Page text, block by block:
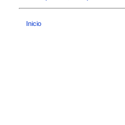
Inicio